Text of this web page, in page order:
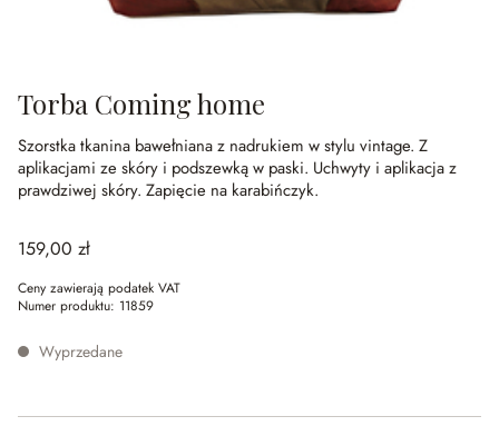
Torba Coming home
Szorstka tkanina bawełniana z nadrukiem w stylu vintage. Z
aplikacjami ze skóry i podszewką w paski. Uchwyty i aplikacja z
prawdziwej skóry. Zapięcie na karabińczyk.
159,00 zł
Ceny zawierają podatek VAT
Numer produktu: 11859
Wyprzedane